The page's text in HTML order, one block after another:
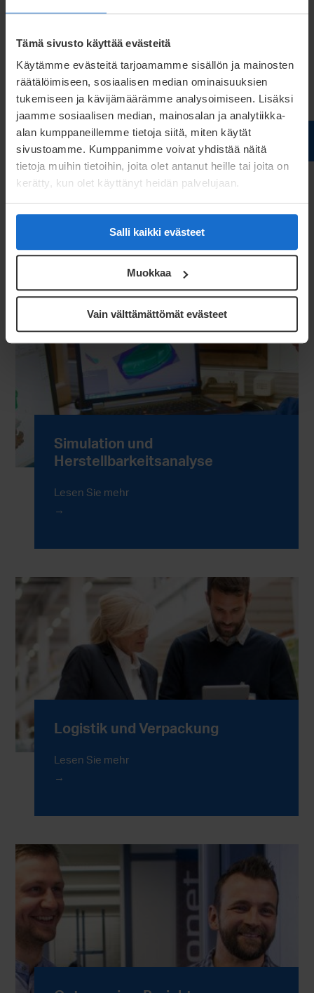
Tämä sivusto käyttää evästeitä
Käytämme evästeitä tarjoamamme sisällön ja mainosten
räätälöimiseen, sosiaalisen median ominaisuuksien
tukemiseen ja kävijämäärämme analysoimiseen. Lisäksi
jaamme sosiaalisen median, mainosalan ja analytiikka-
alan kumppaneillemme tietoja siitä, miten käytät
sivustoamme. Kumppanimme voivat yhdistää näitä
tietoja muihin tietoihin, joita olet antanut heille tai joita on
kerätty, kun olet käyttänyt heidän palvelujaan.
Salli kaikki evästeet
Muokkaa
Vain välttämättömät evästeet
Werkzeugkonstruktion
Lesen Sie mehr
Simulation und
Herstellbarkeitsanalyse
Lesen Sie mehr
Logistik und Verpackung
Lesen Sie mehr